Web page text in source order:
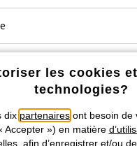
Retrouvez bonprix sur
comprise avec en susfrais
les cookies
technologies?
dix partenaires ont besoin de
Accepter ») en matière
, afin d’enregistrer et/ou